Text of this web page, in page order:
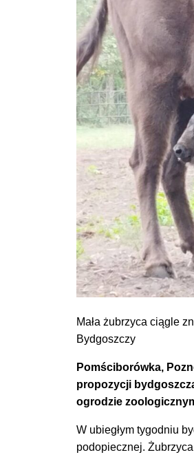
Mała żubrzyca ciągle
Bydgoszczy
Pomściborówka,
propozycji
ogrodzie
W ubiegłym tygodniu
podopiecznej.